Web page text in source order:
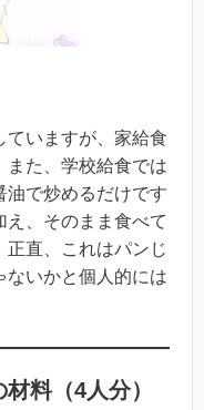
ていますが、家給食
また、学校給食では
油で炒めるだけです
え、そのまま食べて
正直、これはパンじ
ないかと個人的には
料（4人分）